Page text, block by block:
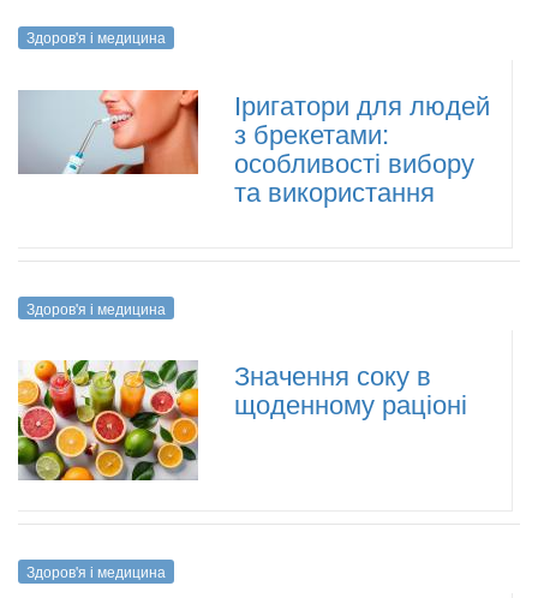
Здоров'я і медицина
Іригатори для людей
з брекетами:
особливості вибору
та використання
Здоров'я і медицина
Значення соку в
щоденному раціоні
Здоров'я і медицина